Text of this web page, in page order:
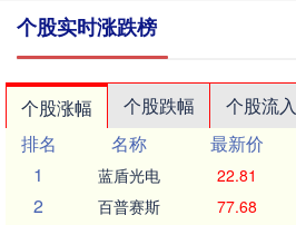
个股实时涨跌榜
个股涨幅 个股跌幅 个股流入
排名
名称 最新价
1
蓝盾光电 22.81
2 百普赛斯 77.68